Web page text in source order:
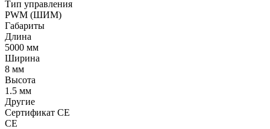
Тип управления
PWM (ШИМ)
Габариты
Длина
5000 мм
Ширина
8 мм
Высота
1.5 мм
Другие
Сертификат CE
CE